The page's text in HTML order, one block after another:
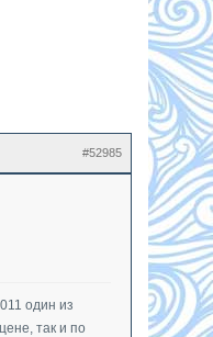
#52985
один из
так и по